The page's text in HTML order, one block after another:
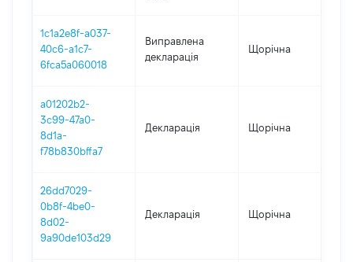
1c1a2e8f-a037-
40c6-a1c7-
6fca5a060018
Виправлена
декларація
Щорічна
a01202b2-
3c99-47a0-
8d1a-
f78b830bffa7
Декларація Щорічна
26dd7029-
0b8f-4be0-
8d02-
9a90de103d29
Декларація Щорічна